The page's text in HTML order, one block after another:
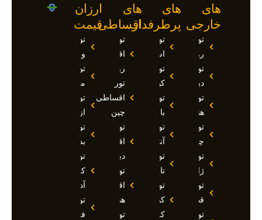
های
خارجی
تور
روسیه
تور
دبی
تور
هند
تور
چین
تور
ژاپن
تور
قطر
تور
های
پرطرفدار
تور
استانبول
تور
کیش
تور
بالی
تور
آنتالیا
تور
تایلند
تور
کشتی
کروز
های
اقساطی
تور
اقساطی
روسیه
تور
اقساطی
چین
تور
اقساطی
دبی
تور
اقساطی
هند
تور
ارزان
قیمت
تور
وان
تور
مارماریس
تور
ازمیر
تور
بدروم
تور
کوش
آداسی
تور
فتحیه